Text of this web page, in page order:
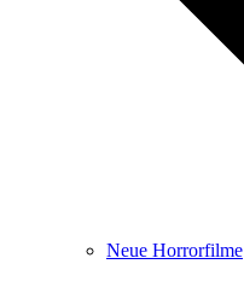
Neue Horrorfilme